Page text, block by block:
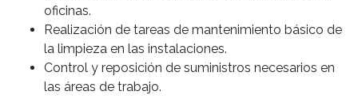
oficinas.
Realización de tareas de mantenimiento básico de
la limpieza en las instalaciones.
Control y reposición de suministros necesarios en
las áreas de trabajo.